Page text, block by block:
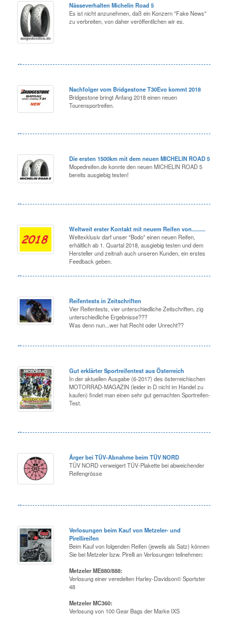
Nässeverhalten Michelin Road 5
Es ist nicht anzunehmen, daß ein Konzern "Fake News"
zu verbreiten, von daher veröffentlichen wir es.
Nachfolger vom Bridgestone T30Evo kommt 2018
Bridgestone bringt Anfang 2018 einen neuen
Tourensportreifen.
Die ersten 1500km mit dem neuen MICHELIN ROAD 5
Mopedreifen.de konnte den neuen MICHELIN ROAD 5
bereits ausgiebig testen!
Weltweit erster Kontakt mit neuem Reifen von.........
Weltexklusiv darf unser "Bodo" einen neuen Reifen,
erhältlich ab 1. Quartal 2018, ausgiebig testen und dem
Hersteller und zeitnah auch unseren Kunden, ein erstes
Feedback geben.
Reifentests in Zeitschriften
Vier Reifentests, vier unterschiedliche Zeitschriften, zig
unterschiedliche Ergebnisse???
Was denn nun...wer hat Recht oder Unrecht??
Gut erklärter Sportreifentest aus Österreich
In der aktuellen Ausgabe (6-2017) des österreichischen
MOTORRAD-MAGAZIN (leider in D nicht im Handel zu
kaufen) findet man einen sehr gut gemachten Sportreifen-
Test.
Ärger bei TÜV-Abnahme beim TÜV NORD
TÜV NORD verweigert TÜV-Plakette bei abweichender
Reifengrösse
Verlosungen beim Kauf von Metzeler- und
Pirellireifen
Beim Kauf von folgenden Reifen (jeweils als Satz) können
Sie bei Metzeler bzw. Pirelli an Verlosungen teilnehmen:
Metzeler ME880/888:
Verlosung einer veredelten Harley-Davidson© Sportster
48
Metzeler MC360:
Verlosung von 100 Gear Bags der Marke IXS